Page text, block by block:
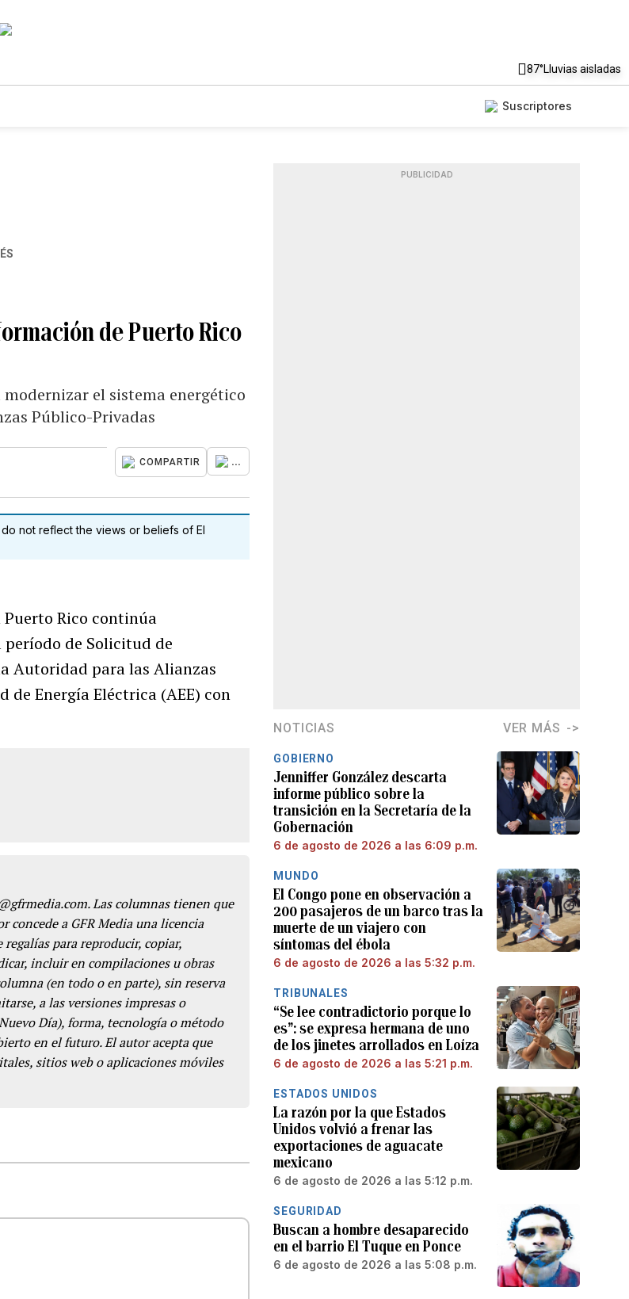
87°Lluvias aisladas
Suscriptores
de Puerto Rico
el sistema energético
Público-Privadas
COMPARTIR ...
not reflect the views or beliefs of El
Rico continúa
período de Solicitud de
Autoridad para las Alianzas
Energía Eléctrica (AEE) con
Las columnas tienen que
concede a GFR Media una licencia
para reproducir, copiar,
incluir en compilaciones u obras
(en todo o en parte), sin reserva
a las versiones impresas o
Día), forma, tecnología o método
en el futuro. El autor acepta que
sitios web o aplicaciones móviles
PUBLICIDAD
NOTICIAS VER MÁS
GOBIERNO
Jenniffer González descarta
informe público sobre la
transición en la Secretaría de la
Gobernación
6 de agosto de 2026 a las 6:09 p.m.
MUNDO
El Congo pone en observación a
200 pasajeros de un barco tras la
muerte de un viajero con
síntomas del ébola
6 de agosto de 2026 a las 5:32 p.m.
TRIBUNALES
“Se lee contradictorio porque lo
es”: se expresa hermana de uno
de los jinetes arrollados en Loíza
6 de agosto de 2026 a las 5:21 p.m.
ESTADOS UNIDOS
La razón por la que Estados
Unidos volvió a frenar las
exportaciones de aguacate
mexicano
6 de agosto de 2026 a las 5:12 p.m.
SEGURIDAD
Buscan a hombre desaparecido
en el barrio El Tuque en Ponce
6 de agosto de 2026 a las 5:08 p.m.